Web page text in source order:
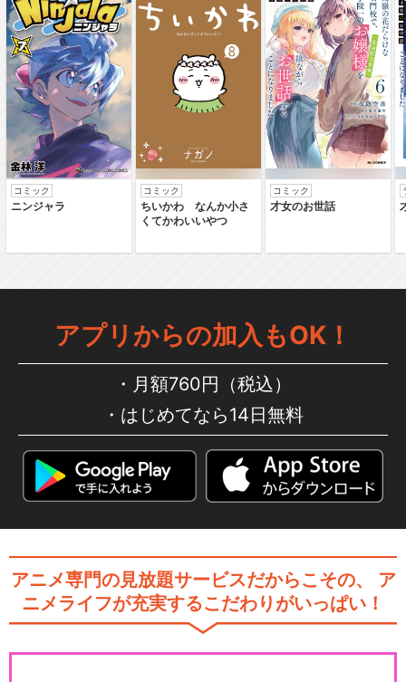
コミック
ニンジャラ
コミック
ちいかわ なんか小さ
くてかわいいやつ
コミック
才女のお世話
アプリからの加入もOK！
月額760円（税込）
はじめてなら14日無料
アニメ専門の見放題サービスだからこその、
ア
ニメライフが充実するこだわりがいっぱい！